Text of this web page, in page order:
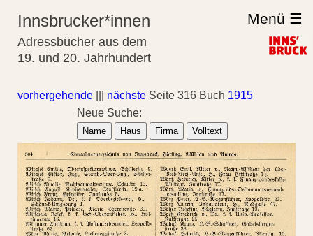
Innsbrucker*innen
Adressbücher aus dem
19. und 20. Jahrhundert
Menü ☰
vorhergehende nächste Seite 316 Buch 1915
Neue Suche:
Name Haus Firma Volltext